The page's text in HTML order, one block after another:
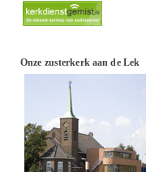
Onze zusterkerk aan de Lek